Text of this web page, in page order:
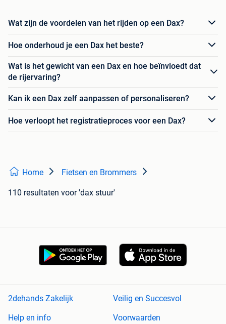
Wat zijn de voordelen van het rijden op een Dax?
Hoe onderhoud je een Dax het beste?
Wat is het gewicht van een Dax en hoe beïnvloedt dat
de rijervaring?
Kan ik een Dax zelf aanpassen of personaliseren?
Hoe verloopt het registratieproces voor een Dax?
Home Fietsen en Brommers
110 resultaten voor 'dax stuur'
2dehands Zakelijk
Veilig en Succesvol
Help en info
Voorwaarden